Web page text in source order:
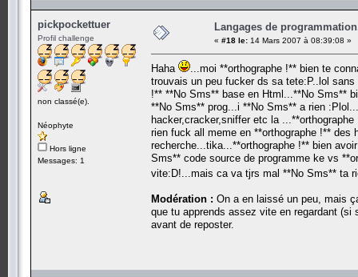
pickpockettuer
Profil challenge
non classé(e).
Néophyte
Hors ligne
Messages: 1
Langages de
« #18 le: 14 Mars 2007 à 08:39:08 »
Haha
...moi **orthographe !** bien te
trouvais un peu fucker ds sa tete:P..lol
!** **No Sms** base en Html...**No Sms**
**No Sms** prog...i **No Sms** a rien
hacker,cracker,sniffer etc la
rien fuck all meme en **orthographe !** des
recherche...tika...**orthographe !** bien
Sms** code source de programme ke vs
vite:D!...mais ca va tjrs mal **No Sms** ta
Modération : On a en laissé un peu, mais
que tu apprends assez vite en regardant
avant de reposter.